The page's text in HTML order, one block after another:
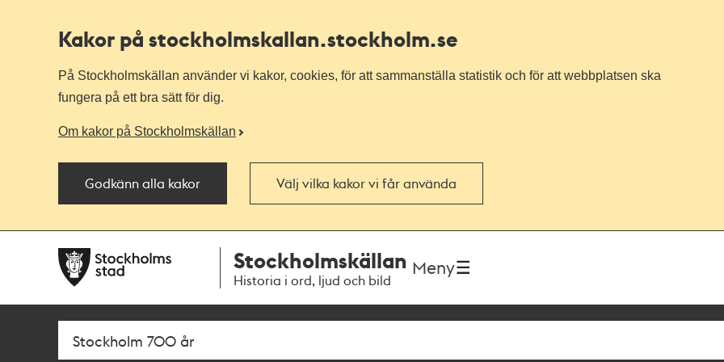
Kakor på stockholmskallan.stockholm.se
På Stockholmskällan använder vi kakor, cookies, för att sammanställa statistik och för att webbplatsen ska
fungera på ett bra sätt för dig.
Om kakor på Stockholmskällan
Godkänn alla kakor Välj vilka kakor vi får använda
navigationen
huvudinnehållet
Stockholmskällan
Historia i ord, ljud och bild
Meny
Sök